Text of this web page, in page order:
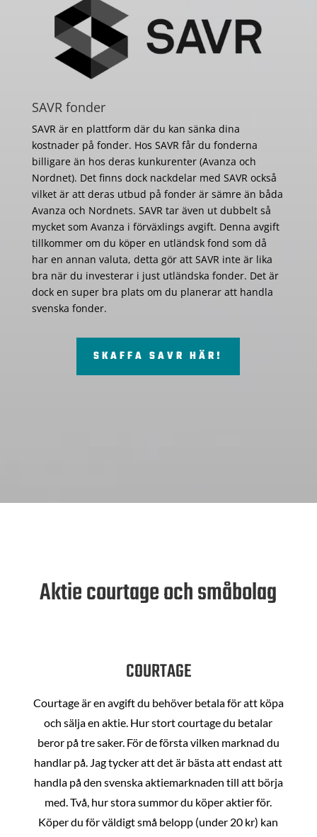
SAVR fonder
SAVR är en plattform där du kan sänka dina
kostnader på fonder. Hos SAVR får du fonderna
billigare än hos deras kunkurenter (Avanza och
Nordnet). Det finns dock nackdelar med SAVR också
vilket är att deras utbud på fonder är sämre än båda
Avanza och Nordnets. SAVR tar även ut dubbelt så
mycket som Avanza i förväxlings avgift. Denna avgift
tillkommer om du köper en utländsk fond som då
har en annan valuta, detta gör att SAVR inte är lika
bra när du investerar i just utländska fonder. Det är
dock en super bra plats om du planerar att handla
svenska fonder.
SKAFFA SAVR HÄR!
Aktie courtage och småbolag
COURTAGE
Courtage är en avgift du behöver betala för att köpa
och sälja en aktie. Hur stort courtage du betalar
beror på tre saker. För de första vilken marknad du
handlar på. Jag tycker att det är bästa att endast att
handla på den svenska aktiemarknaden till att börja
med. Två, hur stora summor du köper aktier för.
Köper du för väldigt små belopp (under 20 kr) kan